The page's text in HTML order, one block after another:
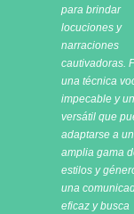
para brindar
locuciones y
narraciones
cautivadoras.
una técnica
impecable y
versátil que
adaptarse a
amplia gama
estilos y
una
eficaz y busca